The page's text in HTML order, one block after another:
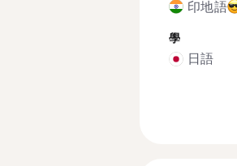
印地語
學
日語